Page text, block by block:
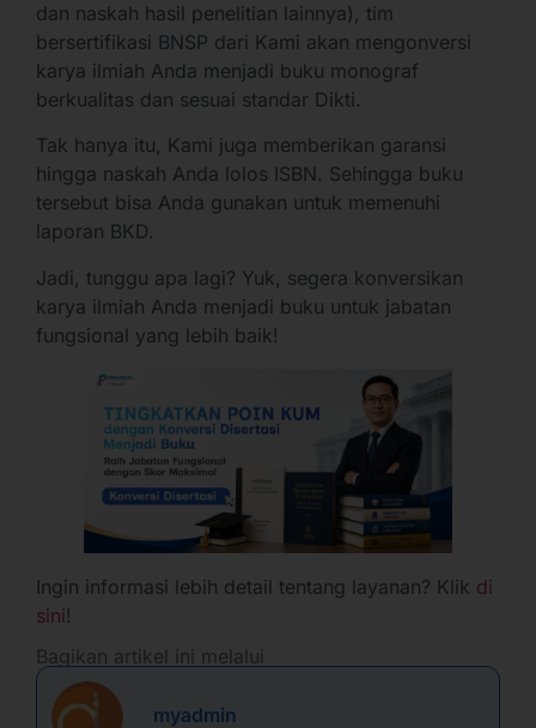
dan naskah hasil penelitian lainnya), tim
bersertifikasi BNSP dari Kami akan mengonversi
karya ilmiah Anda menjadi buku monograf
berkualitas dan sesuai standar Dikti.
Tak hanya itu, Kami juga memberikan garansi
hingga naskah Anda lolos ISBN. Sehingga buku
tersebut bisa Anda gunakan untuk memenuhi
laporan BKD.
Jadi, tunggu apa lagi? Yuk, segera konversikan
karya ilmiah Anda menjadi buku untuk jabatan
fungsional yang lebih baik!
Ingin informasi lebih detail tentang layanan? Klik di
sini!
Bagikan artikel ini melalui
myadmin